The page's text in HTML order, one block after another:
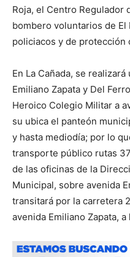
Roja, el Centro Regulador
bombero voluntarios de
policiacos y de protección
En La Cañada, se
Emiliano Zapata y Del
Heroico Colegio Militar a
su ubica el panteón
y hasta mediodía; por lo
transporte público rutas
de las oficinas de la
Municipal, sobre avenida
transitará por la carretera
avenida Emiliano Zapata,